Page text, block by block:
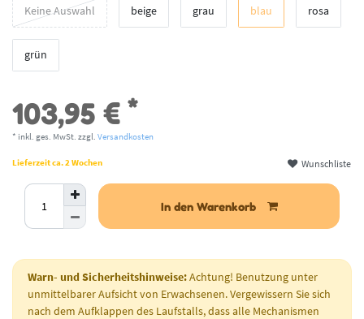
Keine Auswahl beige grau blau rosa
grün
103,95 € *
* inkl. ges. MwSt. zzgl. Versandkosten
Lieferzeit ca. 2 Wochen Wunschliste
In den Warenkorb
Warn- und Sicherheitshinweise:Achtung! Benutzung unter
unmittelbarer Aufsicht von Erwachsenen. Vergewissern Sie sich
nach dem Aufklappen des Laufstalls, dass alle Mechanismen